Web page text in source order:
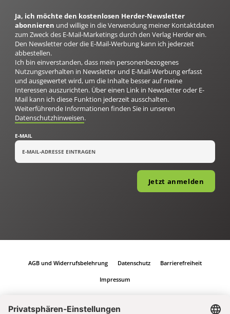
Ja, ich möchte den kostenlosen Herder-Newsletter
abonnieren und willige in die Verwendung meiner Kontaktdaten
zum Zweck des E-Mail-Marketings durch den Verlag Herder ein.
Den Newsletter oder die E-Mail-Werbung kann ich jederzeit
abbestellen.
Ich bin einverstanden, dass mein personenbezogenes
Nutzungsverhalten in Newsletter und E-Mail-Werbung erfasst
und ausgewertet wird, um die Inhalte besser auf meine
Interessen auszurichten. Über einen Link in Newsletter oder E-
Mail kann ich diese Funktion jederzeit ausschalten.
Weiterführende Informationen finden Sie in unseren
Datenschutzhinweisen.
E-MAIL
Jetzt anmelden
AGB und Widerrufsbelehrung Datenschutz Barrierefreiheit
Impressum